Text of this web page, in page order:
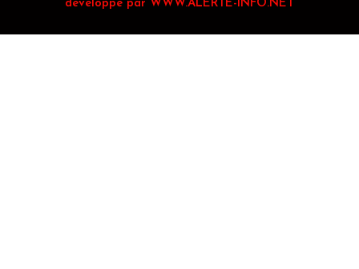
développé par WWW.ALERTE-INFO.NET